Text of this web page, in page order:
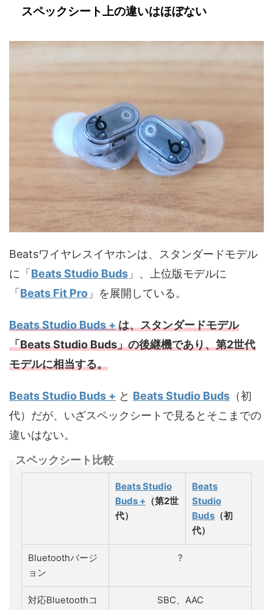
スペックシート上の違いはほぼない
Beatsワイヤレスイヤホンは、スタンダードモデル
に「 Beats Studio Buds 」、上位版モデルに
「 Beats Fit Pro 」を展開している。
Beats Studio Buds +は、スタンダードモデル
「Beats Studio Buds」の後継機であり、第2世代
モデルに相当する。
Beats Studio Buds + と Beats Studio Buds （初
代）だが、いざスペックシートで見るとそこまでの
違いはない。
スペックシート比較
Beats Studio
Buds + （第2世
代）
Beats
Studio
Buds （初
代）
Bluetoothバージ
ョン
?
対応Bluetoothコ
SBC、AAC